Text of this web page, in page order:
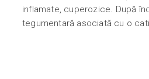
inflamate, cuperozice. După
tegumentară asociată cu o